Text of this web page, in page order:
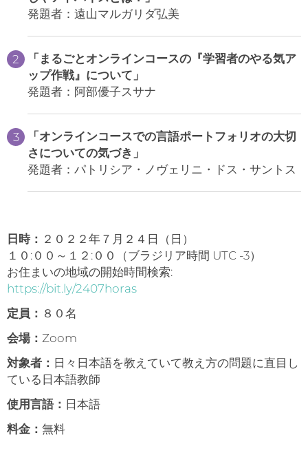
発題者：遠山マルガリダ弘美
「まるごとオンラインコースの『学習者のやる気ア
ップ作戦』について」
発題者：阿部優子スサナ
「オンラインコースでの言語ポートフォリオの大切
さについての気づき」
発題者：パトリシア・ノヴェリニ・ドス・サントス
日時： ２０２２年７月２４日（日）
１０:００～１２:００（ブラジリア時間 UTC -3）
お住まいの地域の開始時間検索:
https://bit.ly/2407horas
定員： ８０名
会場： Zoom
対象者： 日々日本語を教えていて教え方の問題に直目し
ている日本語教師
使用言語： 日本語
料金： 無料